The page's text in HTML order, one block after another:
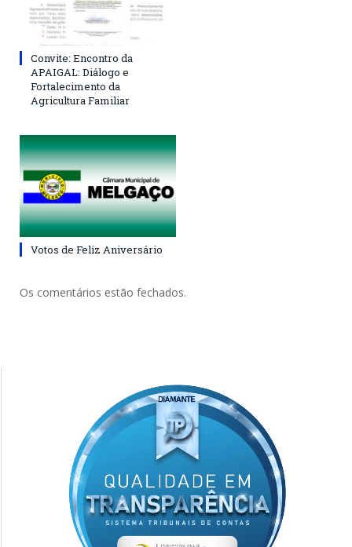
Convite: Encontro da
APAIGAL: Diálogo e
Fortalecimento da
Agricultura Familiar
Votos de Feliz Aniversário
Os comentários estão fechados.